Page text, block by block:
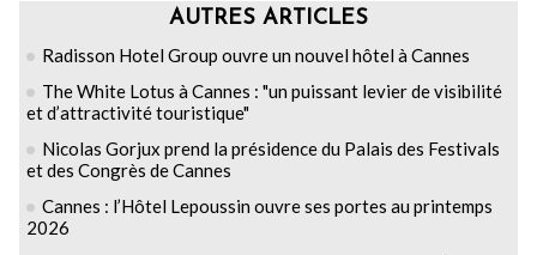
AUTRES ARTICLES
Radisson Hotel Group ouvre un nouvel hôtel à Cannes
The White Lotus à Cannes : "un puissant levier de visibilité
et d’attractivité touristique"
Nicolas Gorjux prend la présidence du Palais des Festivals
et des Congrès de Cannes
Cannes : l’Hôtel Lepoussin ouvre ses portes au printemps
2026